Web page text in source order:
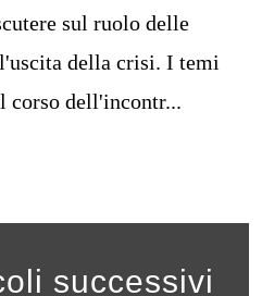
sul ruolo delle
della crisi. I temi
corso dell'incontr...
successivi